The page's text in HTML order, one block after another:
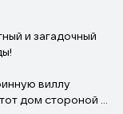
и загадочный
виллу
дом стороной и